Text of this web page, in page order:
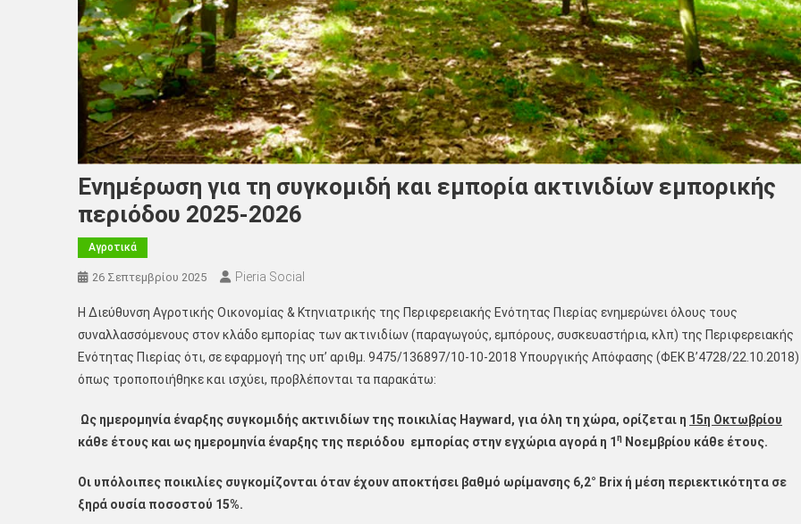
Ενημέρωση για τη συγκομιδή και εμπορία ακτινιδίων εμπορικής
περιόδου 2025-2026
Αγροτικά
26 Σεπτεμβρίου 2025 Pieria Social
Η Διεύθυνση Αγροτικής Οικονομίας & Κτηνιατρικής της Περιφερειακής Ενότητας Πιερίας ενημερώνει όλους τους
συναλλασσόμενους στον κλάδο εμπορίας των ακτινιδίων (παραγωγούς, εμπόρους, συσκευαστήρια, κλπ) της Περιφερειακής
Ενότητας Πιερίας ότι, σε εφαρμογή της υπ’ αριθμ. 9475/136897/10-10-2018 Υπουργικής Απόφασης (ΦΕΚ Β’4728/22.10.2018)
όπως τροποποιήθηκε και ισχύει, προβλέπονται τα παρακάτω:
Ως ημερομηνία έναρξης συγκομιδής ακτινιδίων της ποικιλίας Hayward , για όλη τη χώρα, ορίζεται η 15η Οκτωβρίου
κάθε έτους και ως ημερομηνία έναρξης της περιόδου εμπορίας στην εγχώρια αγορά η 1 η Νοεμβρίου κάθε έτους.
Οι υπόλοιπες ποικιλίες συγκομίζονται όταν έχουν αποκτήσει βαθμό ωρίμανσης 6,2° Brix ή μέση περιεκτικότητα σε
ξηρά ουσία ποσοστού 15%.